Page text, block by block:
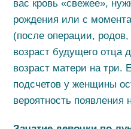
вас кровь «свежее»,
рождения или с
(после операции,
возраст будущего отца
возраст матери на три.
подсчетов у женщины
вероятность появления